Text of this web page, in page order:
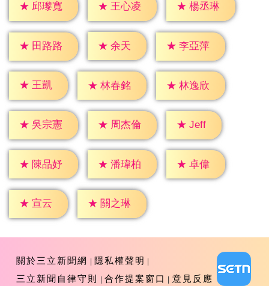
★ 邱瓈寬 ★ 王心凌 ★ 楊丞琳
★ 田路路 ★ 余天 ★ 李亞萍
★ 王凱 ★ 林春銘 ★ 林逸欣
★ 吳宗憲 ★ 周杰倫 ★ Jeff
★ 陳品妤 ★ 潘瑋柏 ★ 卓偉
★ 宣云 ★ 關之琳
關於三立新聞網
隱私權聲明
三立新聞自律守則
合作提案窗口 意見反應